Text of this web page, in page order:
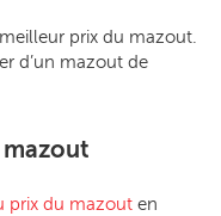
prix du mazout.
d’un mazout de
prix du mazouten